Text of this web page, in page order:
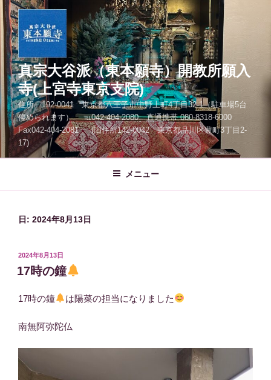
コ
ン
テ
ン
へ
ス
キ
ッ
プ
真宗大谷派（東本願寺）開教所願入
寺(上宮寺東京支院)
住所 192-0041 東京都八王子市中野上町4丁目32-1（駐車場5台
停められます） ℡042-404-2080 直通携帯 080-8318-6000
Fax042-404-2081 (旧住所142-0042 東京都品川区豊町3丁目2-
17)
メニュー
日: 2024年8月13日
投
稿
日:
2024年8月13日
17時の鐘
17時の鐘 は陽菜の担当になりました
南無阿弥陀仏